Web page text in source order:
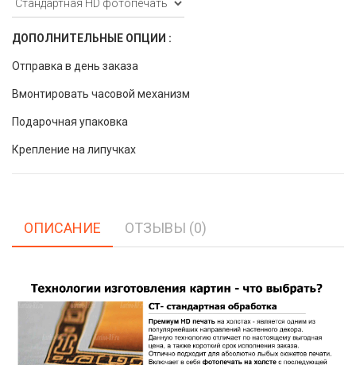
ДОПОЛНИТЕЛЬНЫЕ ОПЦИИ :
Отправка в день заказа
Вмонтировать часовой механизм
Подарочная упаковка
Крепление на липучках
ОПИСАНИЕ ОТЗЫВЫ (0)